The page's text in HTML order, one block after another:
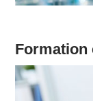
Formation